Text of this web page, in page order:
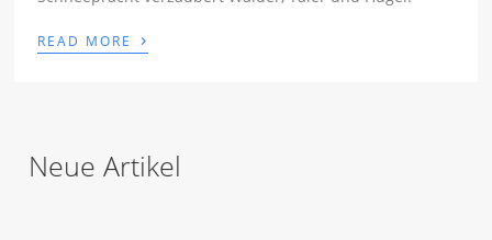
READ MORE ›
Neue Artikel